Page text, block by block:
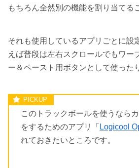
もちろん全然別の機能を割り当てる
それも使用しているアプリごとに設
えば普段は左右スクロールでもワー
ー＆ペースト用ボタンとして使った
このトラックボールを使うなら
をするためのアプリ「 Logicool
れておきたいところです。